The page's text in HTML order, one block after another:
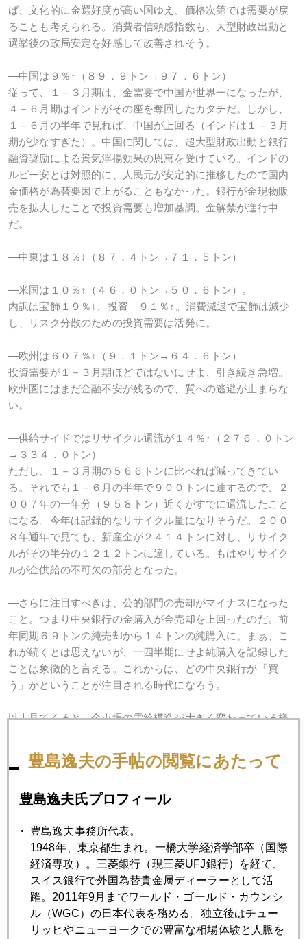
ば、文化的に金選好度が高い国ゆえ、価格次第では需要が戻
ることも考えられる。消費者信頼感指数も、大型財政出動と
選挙後の政局安定を好感して改善されそう。
―中国は９％↑（８９．９トン→９７．６トン）
従って、１－３月期は、金需要で中国が世界一になったが、
４－６月期はインドがその座を奪回したカタチだ。しかし、
１－６月の半年で見れば、中国が上回る（インドは１－３月
期が少なすぎた）。中国に関しては、超大型財政出動と銀行
融資奨励による景気浮揚効果の恩恵を受けている。インドの
ルピー安とは対照的に、人民元が安定的に推移したので国内
金価格が為替要因で上がることもなかった。銀行が金現物販
売を拡大したことで投資需要も増加基調。金解禁が進行中
だ。
―中東は１８％↓（８７．４トン→７１．５トン）
―米国は１０％↑（４６．０トン→５０．６トン）。
内訳は宝飾１９％↓、投資 ９１％↑。消費減退で宝飾は減少
し、リスク分散のための投資需要は活発に。
―欧州は６０７％↑（９．１トン→６４．６トン）
投資需要が１－３月期ほどではないにせよ、引き続き急増。
欧州圏にはまだ金融不安が残るので、質への逃避が止まらな
い。
―供給サイドではリサイクル還流が１４％↑（２７６．０トン
→３３４．０トン）
ただし、１－３月期の５６６トンに比べれば減ってきてい
る。それでも１－６月の半年で９００トンに達するので、２
００７年の一年分（９５８トン）近くがすでに還流したこと
になる。今年は記録的なリサイクル量になりそうだ。２００
８年通年で見ても、新産金が２４１４トンに対し、リサイク
ルがその半分の１２１２トンに達している。もはやリサイク
ルが金供給の不可欠の部分となった。
―さらに注目すべきは、公的部門の売却がマイナスになった
こと。つまり中央銀行の金購入が金売却を上回ったのだ。前
年同期６９トンの純売却から１４トンの純購入に。まぁ、こ
れが続くとは思えないが、一四半期にせよ純購入を記録した
ことは象徴的と言える。これからは、どの中央銀行が「買
う」かということが注目される時代になろう。
以上見てくると。金市場の需給構造が大きく変わっている様
ンドはまだ続きそう。供給サイドでは、リサイクルが需給の
大きな変化要因（スイングファクター）となり、中央銀行の
ったセミナーをやることは既に書きましたが 、９月５日には
名古屋でのセミナー、そして９月１２日には大阪で日経プラ
スワンフォーラムに出ます。↓
例年９－１１月の週末は休みなしの強硬軍になるので、今年
は８月にしっかり体力を温存しました。ブログも更新まばら
だったしね。まぁ、８月の相場はまともに見てもしょうがな
豊島逸夫の手帖の閲覧にあたって
豊島逸夫氏プロフィール
豊島逸夫事務所代表。
1948年、東京都生まれ。一橋大学経済学部卒（国際
経済専攻）。三菱銀行（現三菱UFJ銀行）を経て、
スイス銀行で外国為替貴金属ディーラーとして活
躍。2011年9月までワールド・ゴールド・カウンシ
ル（WGC）の日本代表を務める。独立後はチュー
リッヒやニューヨークでの豊富な相場体験と人脈を